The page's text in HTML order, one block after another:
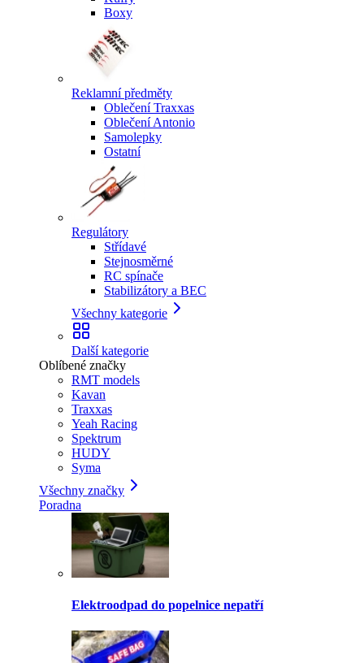
Boxy
Reklamní předměty
Oblečení Traxxas
Oblečení Antonio
Samolepky
Ostatní
Regulátory
Střídavé
Stejnosměrné
RC spínače
Stabilizátory a BEC
Všechny kategorie
Další kategorie
Oblíbené značky
RMT models
Kavan
Traxxas
Yeah Racing
Spektrum
HUDY
Syma
Všechny značky
Poradna
Elektroodpad do popelnice nepatří